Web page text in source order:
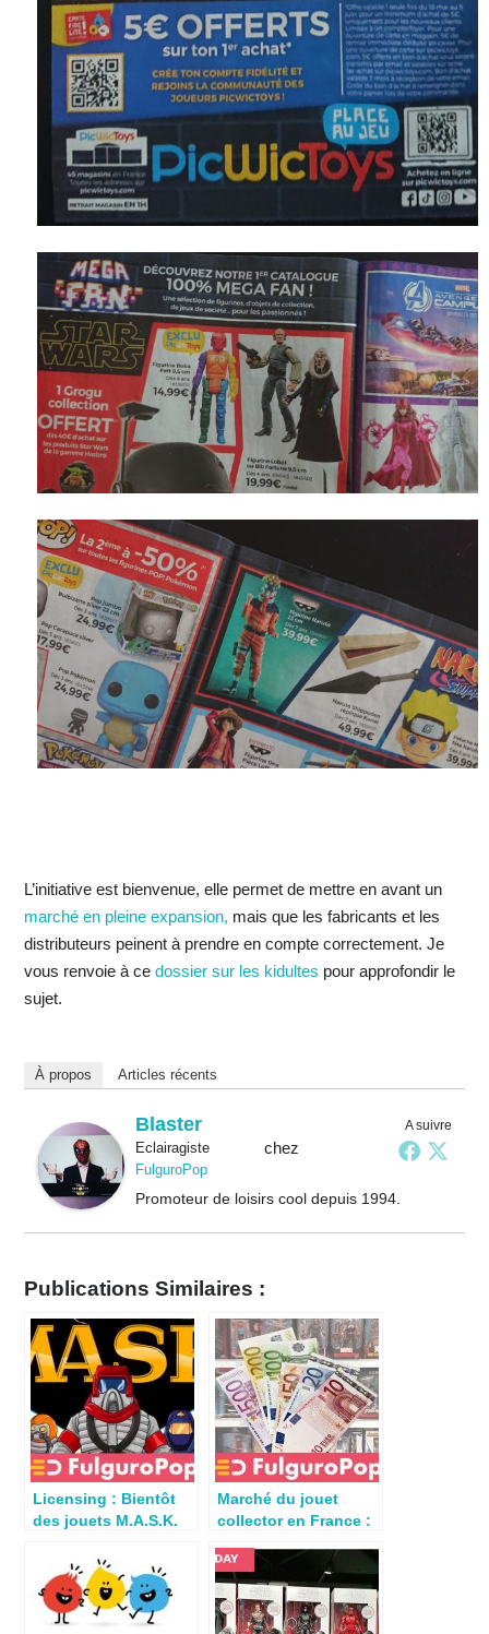
L’initiative est bienvenue, elle permet de mettre en avant un
marché en pleine expansion, mais que les fabricants et les
distributeurs peinent à prendre en compte correctement. Je
vous renvoie à ce dossier sur les kidultes pour approfondir le
sujet.
À propos Articles récents
A suivre
Blaster
Eclairagistechez
FulguroPop
Promoteur de loisirs cool depuis 1994.
Publications Similaires :
Licensing : Bientôt
des jouets M.A.S.K.
Marché du jouet
collector en France :